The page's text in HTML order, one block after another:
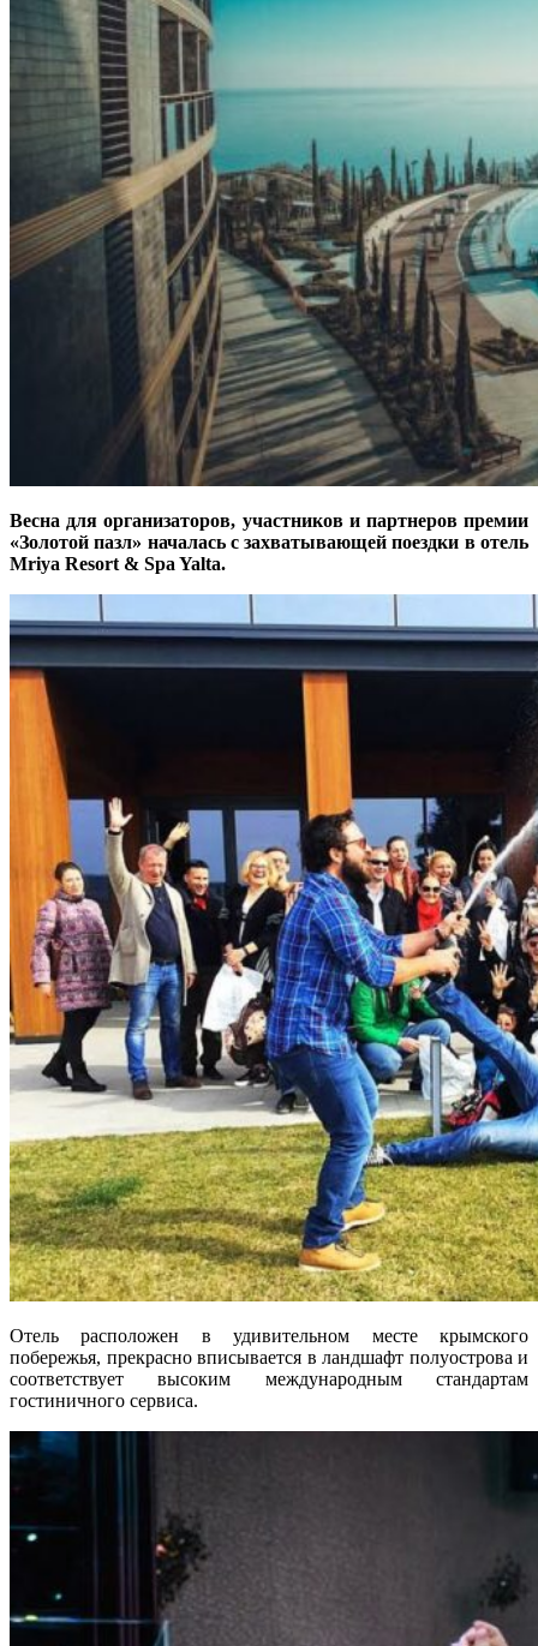
Весна для организаторов, участников и партнеров премии
«Золотой пазл» началась с захватывающей поездки в отель
Mriya Resort & Spa Yalta.
Отель расположен в удивительном месте крымского
побережья, прекрасно вписывается в ландшафт полуострова и
соответствует высоким международным стандартам
гостиничного сервиса.